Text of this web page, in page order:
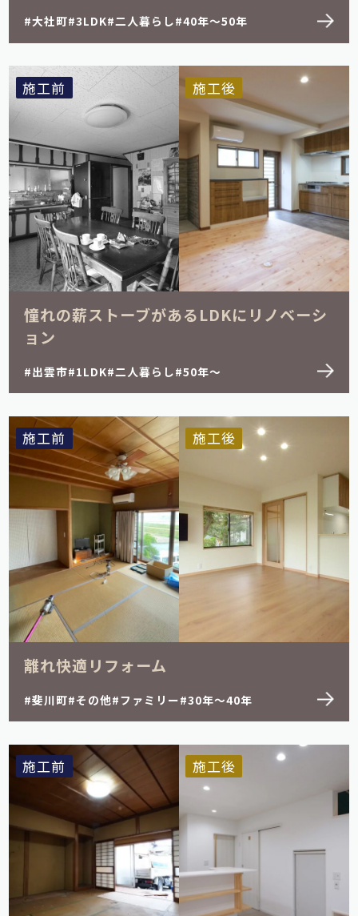
大社町 3LDK 二人暮らし 40年～50年
施工前 施工後
憧れの薪ストーブがあるLDKにリノベーシ
ョン
出雲市 1LDK 二人暮らし 50年～
施工前 施工後
離れ快適リフォーム
斐川町 その他 ファミリー 30年～40年
施工前 施工後